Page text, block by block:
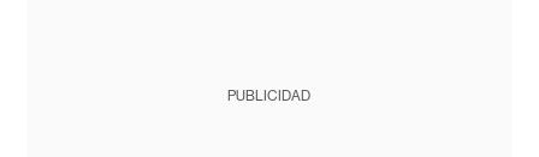
PUBLICIDAD